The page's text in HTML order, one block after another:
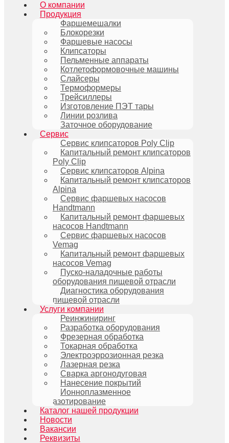
О компании
Продукция
Фаршемешалки
Блокорезки
Фаршевые насосы
Клипсаторы
Пельменные аппараты
Котлетоформовочные машины
Слайсеры
Термоформеры
Трейсиллеры
Изготовление ПЭТ тары
Линии розлива
Заточное оборудование
Сервис
Сервис клипсаторов Poly Clip
Капитальный ремонт клипсаторов
Poly Clip
Сервис клипсаторов Alpina
Капитальный ремонт клипсаторов
Alpina
Сервис фаршевых насосов
Handtmann
Капитальный ремонт фаршевых
насосов Handtmann
Сервис фаршевых насосов
Vemag
Капитальный ремонт фаршевых
насосов Vemag
Пуско-наладочные работы
оборудования пищевой отрасли
Диагностика оборудования
пищевой отрасли
Услуги компании
Реинжиниринг
Разработка оборудования
Фрезерная обработка
Токарная обработка
Электроэррозионная резка
Лазерная резка
Сварка аргонодуговая
Нанесение покрытий
Ионноплазменное
азотирование
Каталог нашей продукции
Новости
Вакансии
Реквизиты